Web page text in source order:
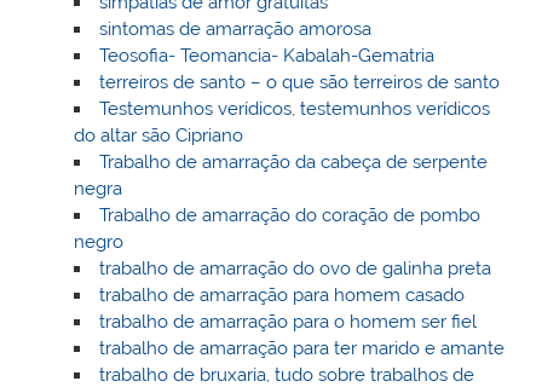
sintomas de amarração amorosa
Teosofia- Teomancia- Kabalah-Gematria
terreiros de santo – o que são terreiros de santo
Testemunhos verídicos, testemunhos verídicos
do altar são Cipriano
Trabalho de amarração da cabeça de serpente
negra
Trabalho de amarração do coração de pombo
negro
trabalho de amarração do ovo de galinha preta
trabalho de amarração para homem casado
trabalho de amarração para o homem ser fiel
trabalho de amarração para ter marido e amante
trabalho de bruxaria, tudo sobre trabalhos de